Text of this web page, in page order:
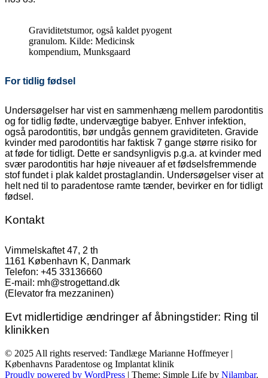
Graviditetstumor, også kaldet pyogent
granulom. Kilde: Medicinsk
kompendium, Munksgaard
For tidlig fødsel
Undersøgelser har vist en sammenhæng mellem parodontitis
og for tidlig fødte, undervægtige babyer. Enhver infektion,
også parodontitis, bør undgås gennem graviditeten. Gravide
kvinder med parodontitis har faktisk 7 gange større risiko for
at føde for tidligt. Dette er sandsynligvis p.g.a. at kvinder med
svær parodontitis har høje niveauer af et fødselsfremmende
stof fundet i plak kaldet prostaglandin. Undersøgelser viser at
helt ned til to paradentose ramte tænder, bevirker en for tidligt
fødsel.
Kontakt
Vimmelskaftet 47, 2 th
1161 København K, Danmark
Telefon: +45 33136660
E-mail: mh@strogettand.dk
(Elevator fra mezzaninen)
Evt midlertidige ændringer af åbningstider: Ring til
klinikken
© 2025 All rights reserved: Tandlæge Marianne Hoffmeyer |
Københavns Paradentose og Implantat klinik
Proudly powered by WordPress | Theme: Simple Life by Nilambar.